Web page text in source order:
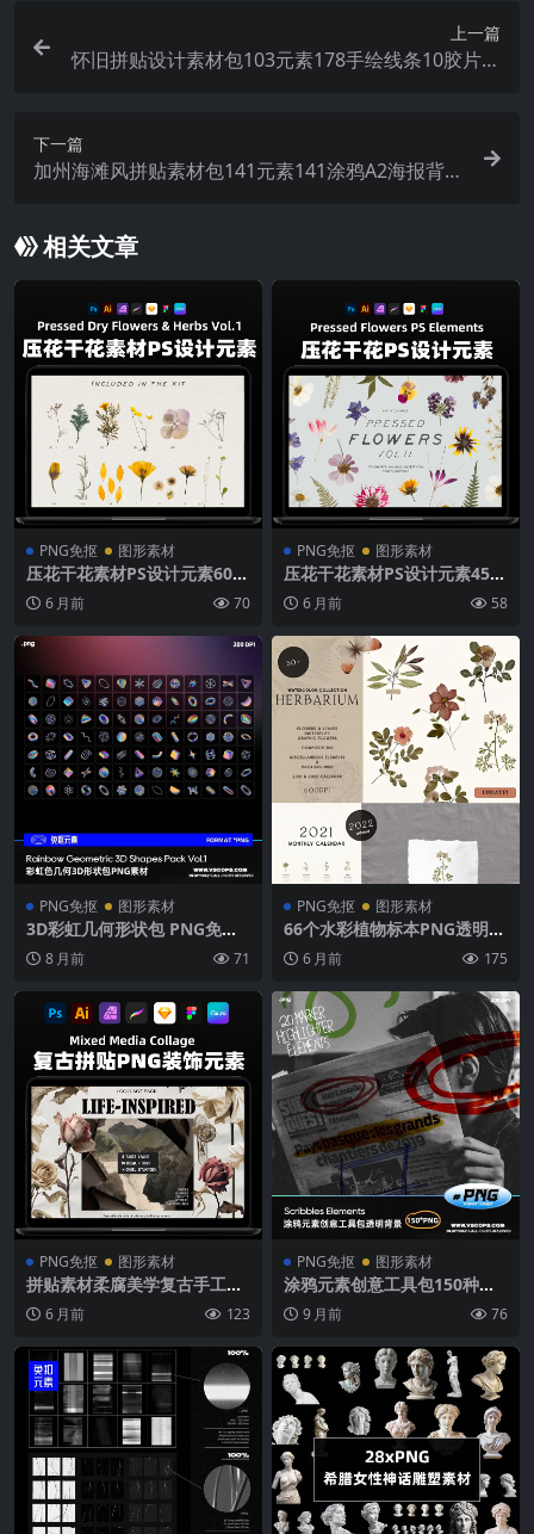
上一篇
怀旧拼贴设计素材包103元素178手绘线条10胶片滤
下一篇
加州海滩风拼贴素材包141元素141涂鸦A2海报背景
ge Set
相关文章
PNG免抠 图形素材
压花干花素材PS设计元素60余
款Vol.1高清PNG网站头图社
交媒体设计
6 月前 70
PNG免抠 图形素材
压花干花素材PS设计元素45
+款Vol.2高清可拖放PSD/PN
G网站头图社交媒体
6 月前 58
PNG免抠 图形素材
3D彩虹几何形状包 PNG免抠
素材 VOL.1 彩色动态艺术设计
Rainbow Geometric 3D Sha
pes Pack VOL.1
8 月前 71
PNG免抠 图形素材
66个水彩植物标本PNG透明底
素材包 压制干花植物设计元素
高分辨率JPG/SVG格式
6 月前 175
PNG免抠 图形素材
拼贴素材柔腐美学复古手工拼
贴背景纹理装饰元素JPG高清
海报PNG免抠图 Life-Inspire
d Mixed Media Collage
6 月前 123
PNG免抠 图形素材
涂鸦元素创意工具包150种透
明背景PNG平面设计资源Scri
bbles Elements
9 月前 76